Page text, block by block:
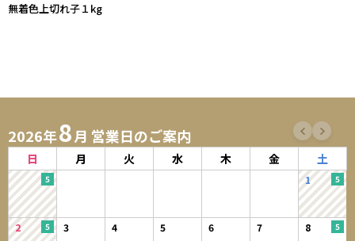
無着色上切れ子１kg
2026年8月 営業日のご案内
日 月 火 水 木 金 土
1
2 3 4 5 6 7 8